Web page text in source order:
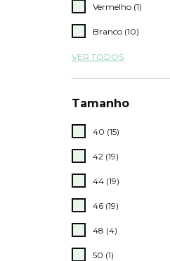
Vermelho (1)
Branco (10)
VER TODOS
Tamanho
40 (15)
42 (19)
44 (19)
46 (19)
48 (4)
50 (1)